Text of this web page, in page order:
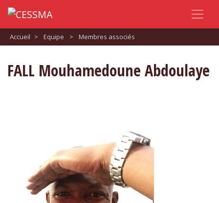
Accueil > Equipe > Membres associés
FALL Mouhamedoune Abdoulaye